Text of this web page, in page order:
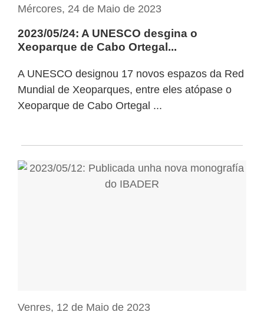
Mércores, 24 de Maio de 2023
2023/05/24: A UNESCO desgina o
Xeoparque de Cabo Ortegal...
A UNESCO designou 17 novos espazos da Red
Mundial de Xeoparques, entre eles atópase o
Xeoparque de Cabo Ortegal ...
Venres, 12 de Maio de 2023